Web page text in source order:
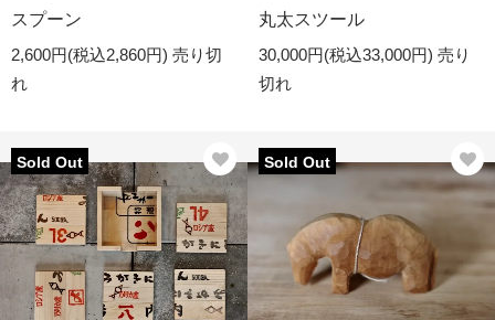
スプーン
2,600円(税込2,860円) 売り切
れ
丸太スツール
30,000円(税込33,000円) 売り
切れ
Sold Out Sold Out